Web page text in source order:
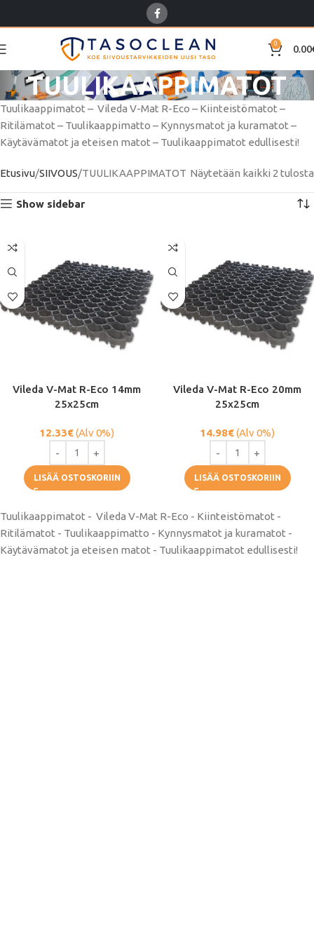
0 0.00
TUULIKAAPPIMATOT
Tuulikaappimatot – Vileda V-Mat R-Eco – Kiinteistömatot –
Ritilämatot – Tuulikaappimatto – Kynnysmatot ja kuramatot –
Käytävämatot ja eteisen matot – Tuulikaappimatot edullisesti!
Etusivu SIIVOUS TUULIKAAPPIMATOT Näytetään kaikki 2 tulosta
Show sidebar
Vileda V-Mat R-Eco 14mm
25x25cm
12.33€(Alv 0%)
LISÄÄ OSTOSKORIIN
Vileda V-Mat R-Eco 20mm
25x25cm
14.98€(Alv 0%)
LISÄÄ OSTOSKORIIN
Tuulikaappimatot - Vileda V-Mat R-Eco - Kiinteistömatot -
Ritilämatot - Tuulikaappimatto - Kynnysmatot ja kuramatot -
Käytävämatot ja eteisen matot - Tuulikaappimatot edullisesti!